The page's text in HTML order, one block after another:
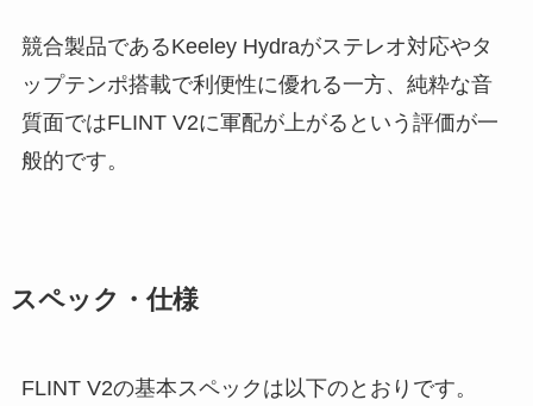
競合製品であるKeeley Hydraがステレオ対応やタ
ップテンポ搭載で利便性に優れる一方、純粋な音
質面ではFLINT V2に軍配が上がるという評価が一
般的です。
スペック・仕様
FLINT V2の基本スペックは以下のとおりです。